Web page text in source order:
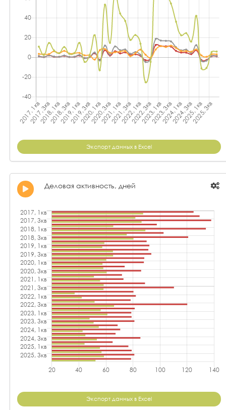
Экспорт данных в Excel
Деловая активность, дней
Экспорт данных в Excel